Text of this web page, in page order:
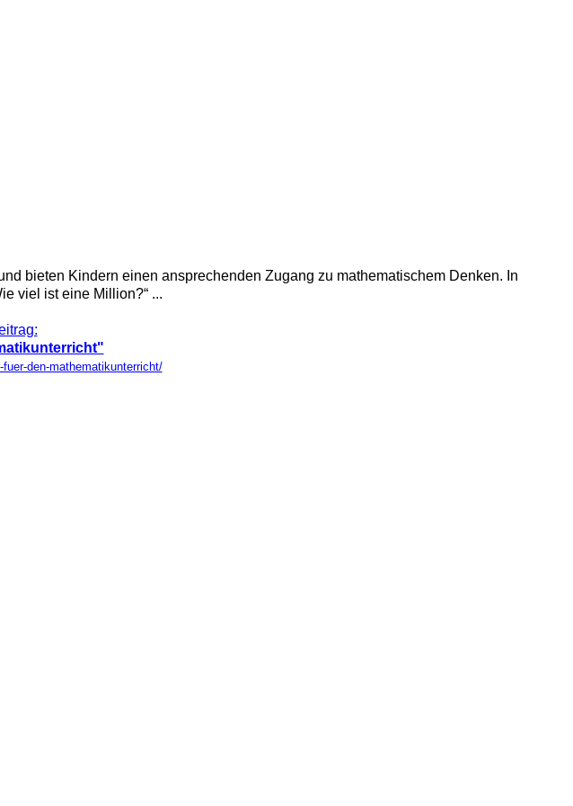
bieten Kindern einen ansprechenden Zugang zu mathematischem Denken. In
viel ist eine Million?“ ...
den-mathematikunterricht/